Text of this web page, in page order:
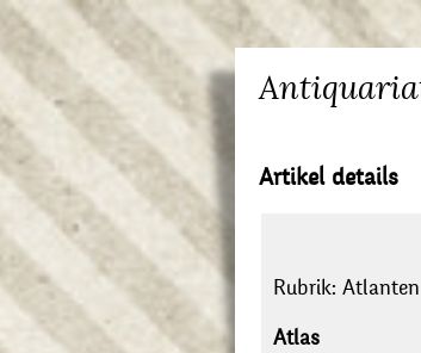
Artikel details
Rubrik: Atlanten
Atlas